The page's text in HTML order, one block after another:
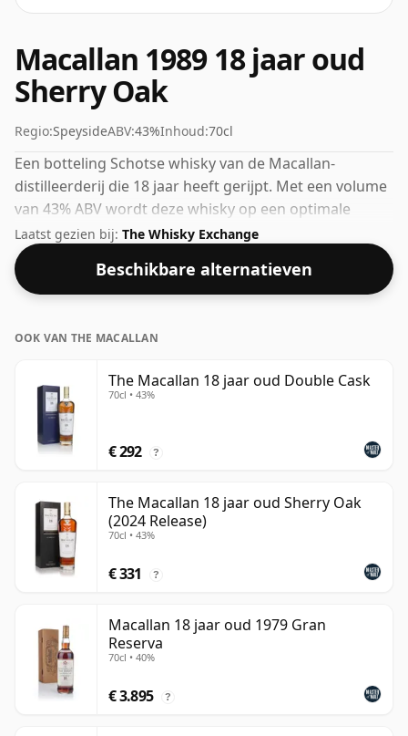
Macallan 1989 18 jaar oud
Sherry Oak
Regio:SpeysideABV:43%Inhoud:70cl
Een botteling Schotse whisky van de Macallan-
distilleerderij die 18 jaar heeft gerijpt. Met een volume
van 43% ABV wordt deze whisky op een optimale
drinksterkte gebotteld. Puur of met een druppel water
genoten.
Laatst gezien bij: The Whisky Exchange
Beschikbare alternatieven
OOK VAN THE MACALLAN
The Macallan 18 jaar oud Double Cask
70cl • 43%
€ 292 ?
The Macallan 18 jaar oud Sherry Oak
(2024 Release)
70cl • 43%
€ 331 ?
Macallan 18 jaar oud 1979 Gran
Reserva
70cl • 40%
€ 3.895 ?